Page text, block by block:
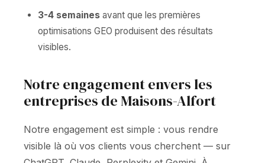
3-4 semaines avant que les premières
optimisations GEO produisent des résultats
visibles.
Notre engagement envers les
entreprises de Maisons-Alfort
Notre engagement est simple : vous rendre
visible là où vos clients vous cherchent — sur